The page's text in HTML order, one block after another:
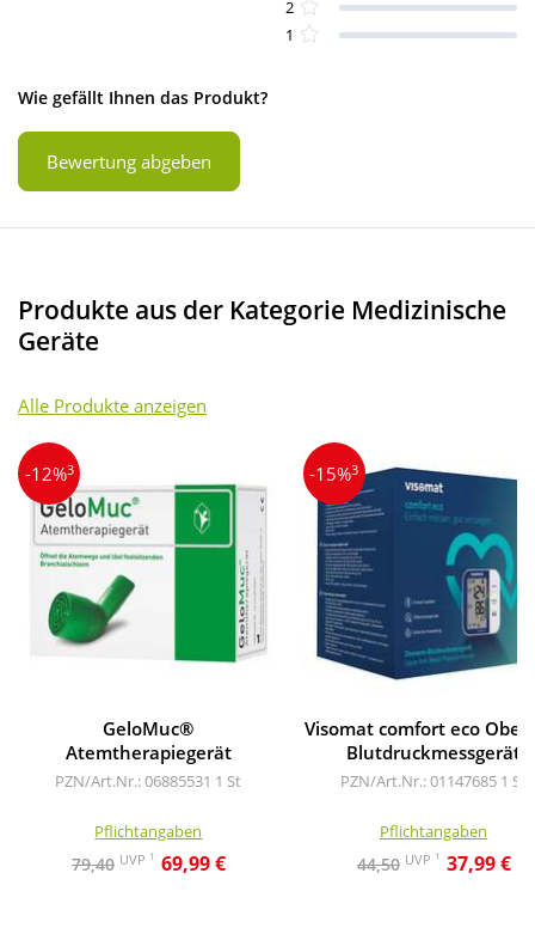
2
1
Wie gefällt Ihnen das Produkt?
Bewertung abgeben
Produkte aus der Kategorie Medizinische
Geräte
Alle Produkte anzeigen
-12%3
GeloMuc®
Atemtherapiegerät
PZN/Art.Nr.: 06885531 1 St
Pflichtangaben
79,40 UVP 1 69,99 €
-15%3
Visomat comfort eco
Blutdruckmessgerät
PZN/Art.Nr.: 01147685 1 St
Pflichtangaben
44,50 UVP 1 37,99 €